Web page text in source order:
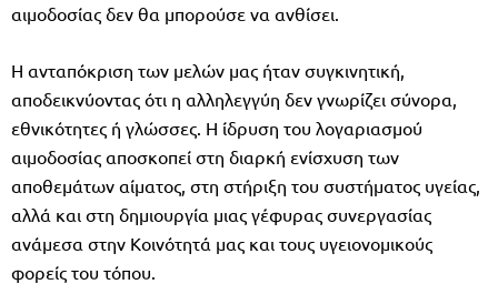
αιμοδοσίας δεν θα μπορούσε να ανθίσει.
Η ανταπόκριση των μελών μας ήταν συγκινητική,
αποδεικνύοντας ότι η αλληλεγγύη δεν γνωρίζει σύνορα,
εθνικότητες ή γλώσσες. Η ίδρυση του λογαριασμού
αιμοδοσίας αποσκοπεί στη διαρκή ενίσχυση των
αποθεμάτων αίματος, στη στήριξη του συστήματος υγείας,
αλλά και στη δημιουργία μιας γέφυρας συνεργασίας
ανάμεσα στην Κοινότητά μας και τους υγειονομικούς
φορείς του τόπου.